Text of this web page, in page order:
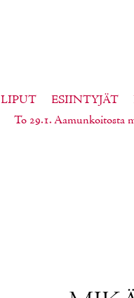
LIPUT ESIINTYJÄT
To 29.1. Aamunkoitosta